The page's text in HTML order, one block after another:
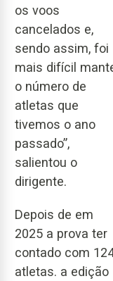
os voos
cancelados e,
sendo assim, foi
mais difícil
o número de
atletas que
tivemos o ano
passado”,
salientou o
dirigente.
Depois de em
2025 a prova ter
contado com
atletas. a edição